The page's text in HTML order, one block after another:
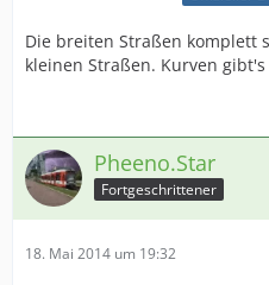
Die breiten Straßen komplett
kleinen Straßen. Kurven
Pheeno.Star
Fortgeschrittener
18. Mai 2014 um 19:32